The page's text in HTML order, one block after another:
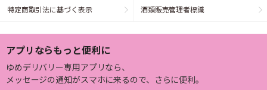
特定商取引法に基づく表示 酒類販売管理者標識
アプリならもっと便利に
ゆめデリバリー専用アプリなら、
メッセージの通知がスマホに来るので、さらに便利。